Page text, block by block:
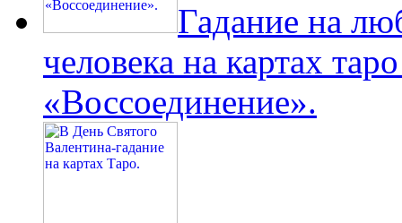
Гадание на
человека на картах
«Воссоединение».